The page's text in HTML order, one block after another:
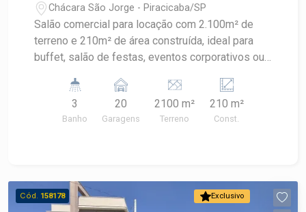
Chácara São Jorge - Piracicaba/SP
Salão comercial para locação com 2.100m² de
terreno e 210m² de área construída, ideal para
buffet, salão de festas, eventos corporativos ou
possui estrutura ampla e versátil, com
capacidade para até 120 pessoas sentadas,
proporcionando conforto e praticidade para
distribuído - Ventiladores de teto - Forro em
placa mineral acústica - Iluminação completa -
3
Banho
20
Garagens
2100 m²
Terreno
210 m²
Const.
Exclusivo
Cód. 158178